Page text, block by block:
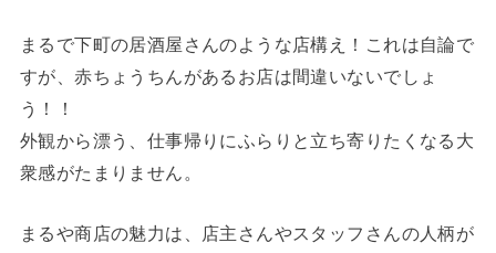
まるで下町の居酒屋さんのような店構え！これは自論で
すが、赤ちょうちんがあるお店は間違いないでしょ
う！！
外観から漂う、仕事帰りにふらりと立ち寄りたくなる大
衆感がたまりません。
まるや商店の魅力は、店主さんやスタッフさんの人柄が